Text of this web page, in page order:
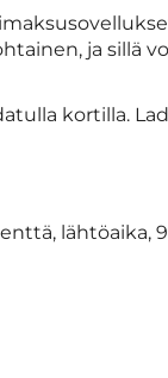
ja sillä
kortilla.
lähtöaika,